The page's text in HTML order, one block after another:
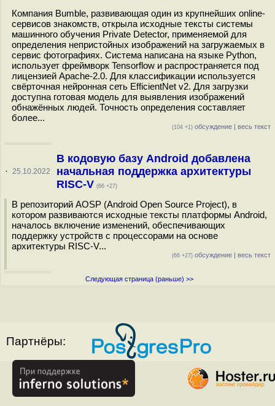
Компания Bumble, развивающая один из крупнейших online-
сервисов знакомств, открыла исходные тексты системы
машинного обучения Private Detector, применяемой для
определения непристойных изображений на загружаемых в
сервис фотографиях. Система написана на языке Python,
использует фреймворк Tensorflow и распространяется под
лицензией Apache-2.0. Для классификации используется
свёрточная нейронная сеть EfficientNet v2. Для загрузки
доступна готовая модель для выявления изображений
обнажённых людей. Точность определения составляет
более...
(104 +1) обсуждение | весь текст
· 25.10.2022
В кодовую базу Android добавлена
начальная поддержка архитектуры
RISC-V (66 +27)
В репозиторий AOSP (Android Open Source Project), в
котором развиваются исходные тексты платформы Android,
началось включение изменений, обеспечивающих
поддержку устройств с процессорами на основе
архитектуры RISC-V...
(66 +27) обсуждение | весь текст
Следующая страница (раньше) >>
Партнёры: